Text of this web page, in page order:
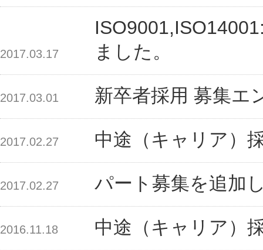
2017.03.17
ました。
2017.03.01 新卒者採用 募集エ
2017.02.27 中途（キャリア）
2017.02.27 パート募集を追加
2016.11.18 中途（キャリア）